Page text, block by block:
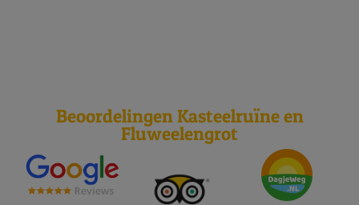
Beoordelingen Kasteelruïne en
Fluweelengrot